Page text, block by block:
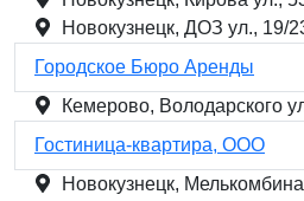
Новокузнецк, ДОЗ ул., 19/
Городское Бюро Аренды
Кемерово, Володарского
Гостиница-квартира, ООО
Новокузнецк,